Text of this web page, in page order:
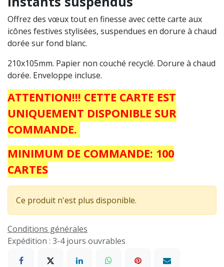
Offrez des vœux tout en finesse avec cette carte aux
icônes festives stylisées, suspendues en dorure à chaud
dorée sur fond blanc.
210x105mm. Papier non couché recyclé. Dorure à chaud
dorée. Enveloppe incluse.
ATTENTION!!! CETTE CARTE EST
UNIQUEMENT DISPONIBLE SUR
COMMANDE.
MINIMUM DE COMMANDE: 100
CARTES
Ce produit n'est plus disponible.
Conditions générales
Expédition : 3-4 jours ouvrables